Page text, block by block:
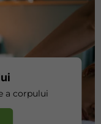
a corpului